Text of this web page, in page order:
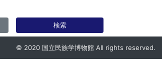
検索
© 2020 国立民族学博物館 All rights reserved.